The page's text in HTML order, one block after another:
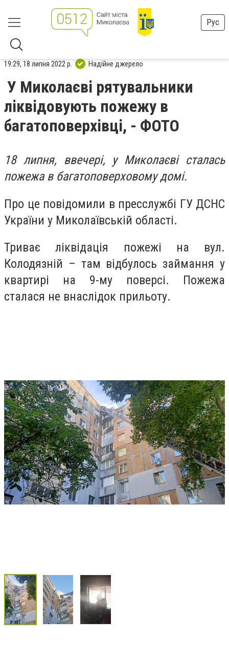
Рус
19:29, 18 липня 2022 р. Надійне джерело
У Миколаєві рятувальники
ліквідовують пожежу в
багатоповерхівці, - ФОТО
18 липня, ввечері, у Миколаєві сталась
пожежа в багатоповерховому домі.
Про це повідомили в пресслужбі ГУ ДСНС
України у Миколаївській області.
Триває ліквідація пожежі на вул.
Колодязній – там відбулось займання у
квартирі на 9-му поверсі. Пожежа
сталася не внаслідок прильоту.